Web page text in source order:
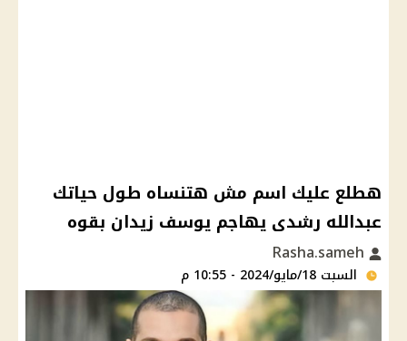
هطلع عليك اسم مش هتنساه طول حياتك
عبدالله رشدى يهاجم يوسف زيدان بقوه
السبت 18/مايو/2024 - 10:55 م